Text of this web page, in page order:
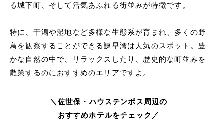
る城下町、そして活気あふれる街並みが特徴です。
特に、干潟や湿地など多様な生態系が育まれ、多くの野
鳥を観察することができる諫早湾は人気のスポット。豊
かな自然の中で、リラックスしたり、歴史的な町並みを
散策するのにおすすめのエリアですよ。
＼佐世保・ハウステンボス周辺の
おすすめホテルをチェック／